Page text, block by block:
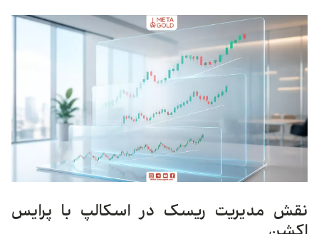
نقش مدیریت ریسک در اسکالپ با پرایس